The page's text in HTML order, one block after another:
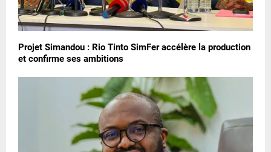
Projet Simandou : Rio Tinto SimFer accélère la production
et confirme ses ambitions